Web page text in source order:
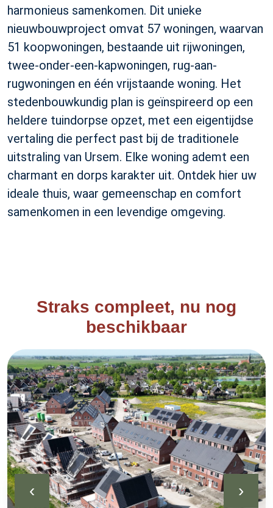
harmonieus samenkomen. Dit unieke
nieuwbouwproject omvat 57 woningen, waarvan
51 koopwoningen, bestaande uit rijwoningen,
twee-onder-een-kapwoningen, rug-aan-
rugwoningen en één vrijstaande woning. Het
stedenbouwkundig plan is geïnspireerd op een
heldere tuindorpse opzet, met een eigentijdse
vertaling die perfect past bij de traditionele
uitstraling van Ursem. Elke woning ademt een
charmant en dorps karakter uit. Ontdek hier uw
ideale thuis, waar gemeenschap en comfort
samenkomen in een levendige omgeving.
Straks compleet, nu nog
beschikbaar
‹ ›